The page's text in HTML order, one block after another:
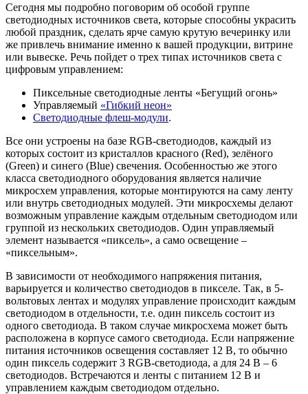
Сегодня мы подробно поговорим об особой группе
светодиодных источников света, которые способны украсить
любой праздник, сделать ярче самую крутую вечеринку или
же привлечь внимание именно к вашей продукции, витрине
или вывеске. Речь пойдет о трех типах источников света с
цифровым управлением:
Пиксельные светодиодные ленты «Бегущий огонь»
Управляемый «Гибкий неон»
Светодиодные флеш-модули.
Все они устроены на базе RGB-светодиодов, каждый из
которых состоит из кристаллов красного (Red), зелёного
(Green) и синего (Blue) свечения. Особенностью же этого
класса светодиодного оборудования является наличие
микросхем управления, которые монтируются на саму ленту
или внутрь светодиодных модулей. Эти микросхемы делают
возможным управление каждым отдельным светодиодом или
группой из нескольких светодиодов. Один управляемый
элемент называется «пиксель», а само освещение –
«пиксельным».
В зависимости от необходимого напряжения питания,
варьируется и количество светодиодов в пикселе. Так, в 5-
вольтовых лентах и модулях управление происходит каждым
светодиодом в отдельности, т.е. один пиксель состоит из
одного светодиода. В таком случае микросхема может быть
расположена в корпусе самого светодиода. Если напряжение
питания источников освещения составляет 12 В, то обычно
один пиксель содержит 3 RGB-светодиода, а для 24 В – 6
светодиодов. Встречаются и ленты с питанием 12 В и
управлением каждым светодиодом отдельно.